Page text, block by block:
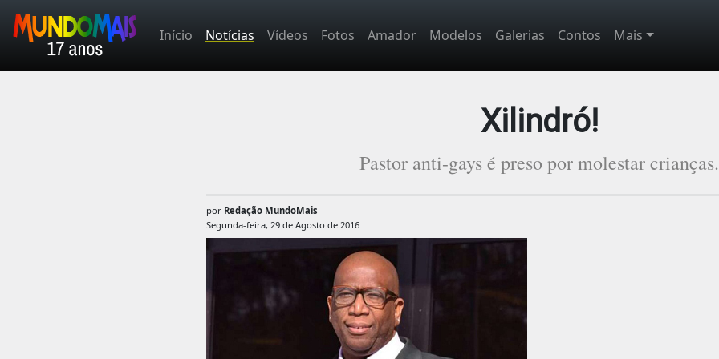
Início Notícias Vídeos Fotos Amador Modelos Galerias Contos Mais
Xilindró!
Pastor anti-gays é preso por molestar crianças.
por Redação MundoMais
Segunda-feira, 29 de Agosto de 2016